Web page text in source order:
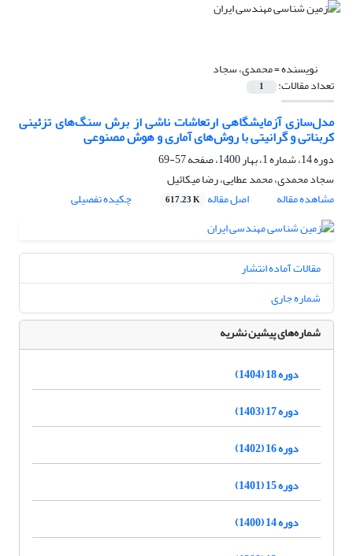
نویسنده =محمدی، سجاد
تعداد مقالات: 1
مدل‌سازی آزمایشگاهی ارتعاشات ناشی از برش سنگ‌های تزئینی
کربناتی و گرانیتی با روش‌های آماری و هوش مصنوعی
دوره 14، شماره 1، بهار 1400، صفحه
57-69
سجاد محمدی، محمد عطایی، رضا میکائیل
مشاهده مقاله
اصل مقاله 617.23 K چکیده تفصیلی
مقالات آماده انتشار
شماره جاری
شماره‌های پیشین نشریه
دوره 18 (1404)
دوره 17 (1403)
دوره 16 (1402)
دوره 15 (1401)
دوره 14 (1400)